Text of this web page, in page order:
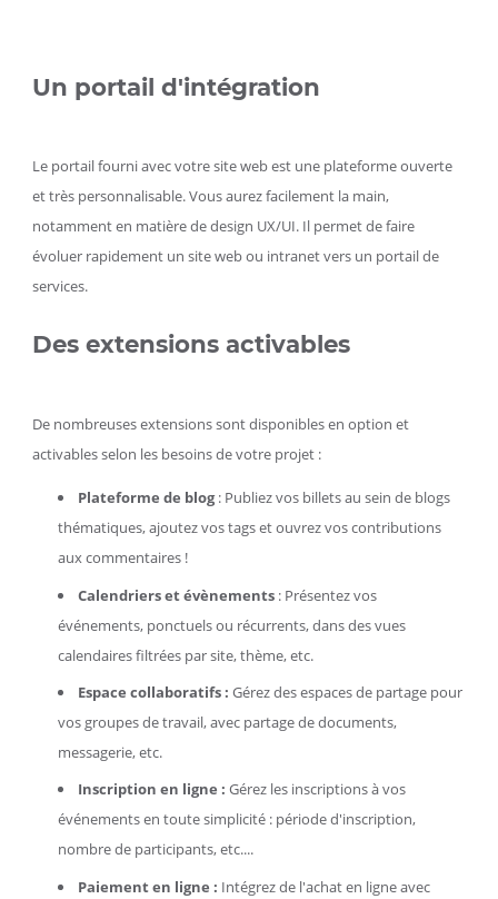
Un portail d'intégration
Le portail fourni avec votre site web est une plateforme ouverte
et très personnalisable. Vous aurez facilement la main,
notamment en matière de design UX/UI. Il permet de faire
évoluer rapidement un site web ou intranet vers un portail de
services.
Des extensions activables
De nombreuses extensions sont disponibles en option et
activables selon les besoins de votre projet :
Plateforme de blog: Publiez vos billets au sein de blogs
thématiques, ajoutez vos tags et ouvrez vos contributions
aux commentaires !
Calendriers et évènements : Présentez vos
événements, ponctuels ou récurrents, dans des vues
calendaires filtrées par site, thème, etc.
Espace collaboratifs :Gérez des espaces de partage pour
vos groupes de travail, avec partage de documents,
messagerie, etc.
Inscription en ligne :Gérez les inscriptions à vos
événements en toute simplicité : période d'inscription,
nombre de participants, etc....
Paiement en ligne : Intégrez de l'achat en ligne avec